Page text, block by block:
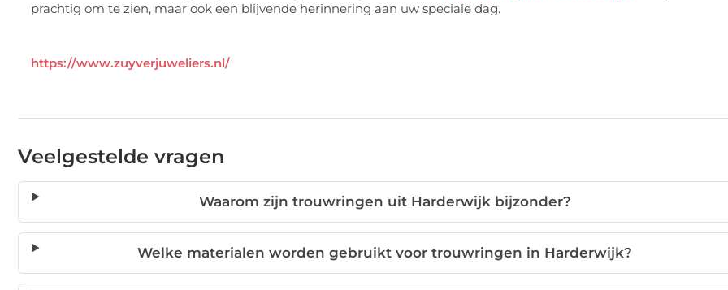
prachtig om te zien, maar ook een blijvende herinnering aan uw speciale dag.
https://www.zuyverjuweliers.nl/
Veelgestelde vragen
Waarom zijn trouwringen uit Harderwijk bijzonder?
Welke materialen worden gebruikt voor trouwringen in Harderwijk?